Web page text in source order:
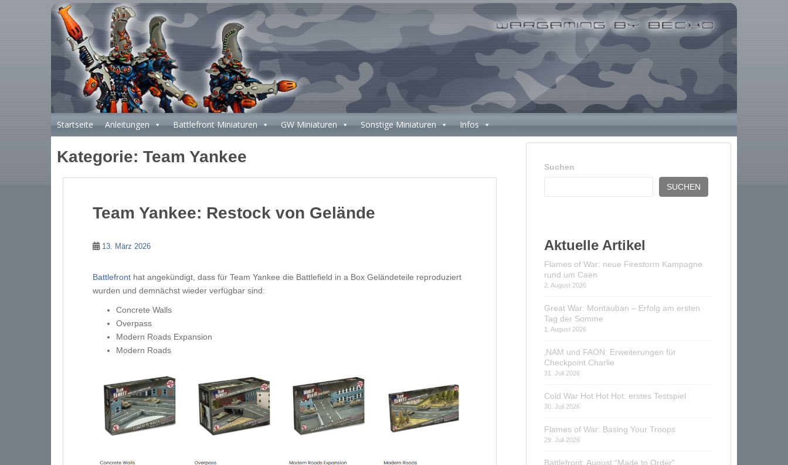
Startseite Anleitungen Battlefront Miniaturen GW Miniaturen Sonstige Miniaturen Infos
Kategorie: Team Yankee
Team Yankee: Restock von Gelände
13. März 2026
Battlefront hat angekündigt, dass für Team Yankee die Battlefield in a Box Geländeteile reproduziert
wurden und demnächst wieder verfügbar sind:
Concrete Walls
Overpass
Modern Roads Expansion
Modern Roads
Suchen
SUCHEN
Aktuelle Artikel
Flames of War: neue Firestorm Kampagne
rund um Caen
2. August 2026
Great War: Montauban – Erfolg am ersten
Tag der Somme
1. August 2026
‚NAM und FAON: Erweiterungen für
Checkpoint Charlie
31. Juli 2026
Cold War Hot Hot Hot: erstes Testspiel
30. Juli 2026
Flames of War: Basing Your Troops
29. Juli 2026
Battlefront: August “Made to Order”